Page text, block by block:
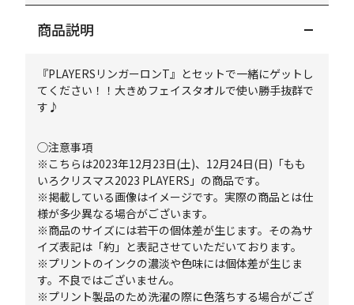
商品説明
『PLAYERSリンガーロンT』とセットで一緒にゲットし
てください！！大きめフェイスタオルで使い勝手抜群で
す♪
◯注意事項
※こちらは2023年12月23日(土)、12月24日(日)「もも
いろクリスマス2023 PLAYERS」の商品です。
※掲載している画像はイメージです。実際の商品とは仕
様が多少異なる場合がございます。
※商品のサイズには若干の個体差が生じます。その為サ
イズ表記は「約」と表記させていただいております。
※プリントのインクの濃淡や色味には個体差が生じま
す。不良ではございません。
※プリント製品のため洗濯の際に色落ちする場合がござ